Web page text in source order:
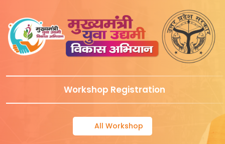
Workshop Registration
All Workshop